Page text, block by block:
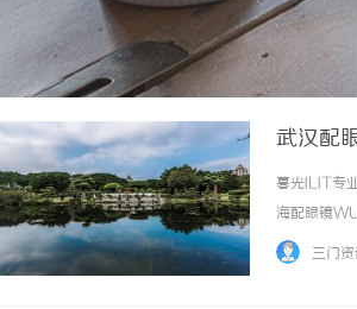
武汉配
暮光ILIT专
海配眼镜
品牌，现于
三门资